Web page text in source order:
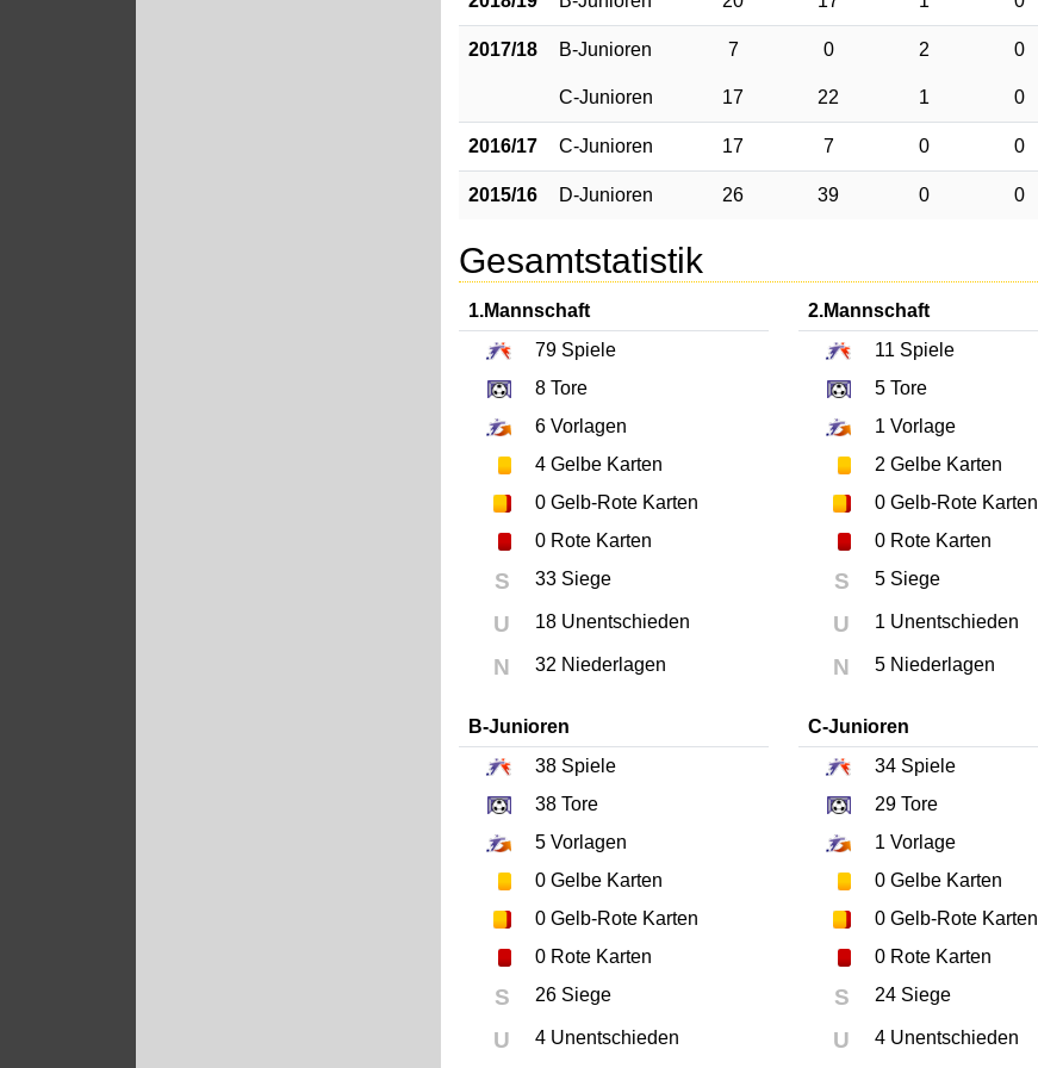
2017/18 B-Junioren 7 0 2 0
C-Junioren 17 22 1 0
2016/17 C-Junioren 17 7 0 0
2015/16 D-Junioren 26 39 0 0
Gesamtstatistik
1.Mannschaft
79 Spiele
8 Tore
6 Vorlagen
4 Gelbe Karten
0 Gelb-Rote Karten
0 Rote Karten
S 33 Siege
U 18 Unentschieden
N 32 Niederlagen
2.Mannschaft
11 Spiele
5Tore
1 Vorlage
2 Gelbe Karten
0Gelb-Rote Karten
0Rote Karten
S 5 Siege
U 1 Unentschieden
N 5 Niederlagen
B-Junioren
38 Spiele
38 Tore
5 Vorlagen
0 Gelbe Karten
0 Gelb-Rote Karten
0 Rote Karten
S 26 Siege
U 4 Unentschieden
C-Junioren
34Spiele
29Tore
1 Vorlage
0Gelbe Karten
0Gelb-Rote Karten
0Rote Karten
S 24 Siege
U 4 Unentschieden